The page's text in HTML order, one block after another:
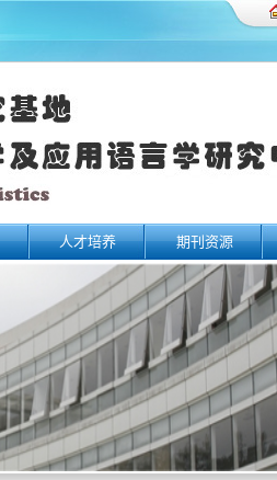
人才培养 期刊资源